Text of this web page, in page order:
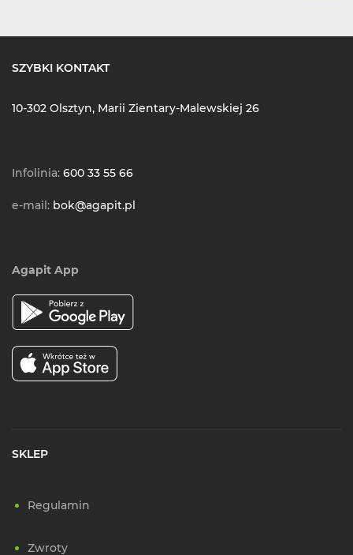
SZYBKI KONTAKT
10-302 Olsztyn, Marii Zientary-Malewskiej 26
Infolinia: 600 33 55 66
e-mail: bok@agapit.pl
Agapit App
SKLEP
Regulamin
Zwroty